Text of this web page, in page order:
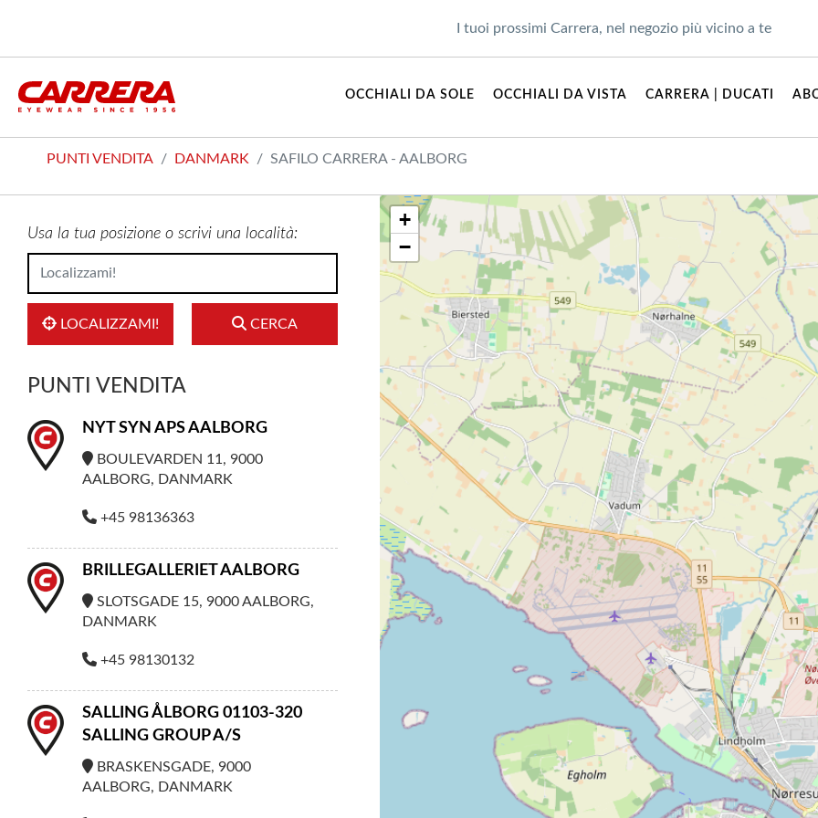
I tuoi prossimi Carrera, nel negozio più vicino a te
OCCHIALI DA SOLE OCCHIALI DA VISTA CARRERA | DUCATI
PUNTI VENDITA DANMARK SAFILO CARRERA - AALBORG
Usa la tua posizione o scrivi una località:
LOCALIZZAMI! CERCA
PUNTI VENDITA
NYT SYN APS AALBORG
BOULEVARDEN 11, 9000
AALBORG, DANMARK
+45 98136363
BRILLEGALLERIET AALBORG
SLOTSGADE 15, 9000 AALBORG,
DANMARK
+45 98130132
SALLING ÅLBORG 01103-320
SALLING GROUP A/S
BRASKENSGADE, 9000
AALBORG, DANMARK
+
−